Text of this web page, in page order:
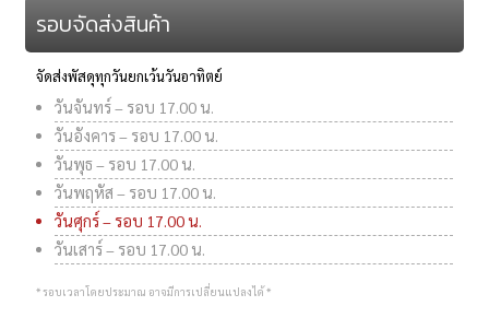
รอบจัดส่งสินค้า
จัดส่งพัสดุทุกวันยกเว้นวันอาทิตย์
วันจันทร์ – รอบ 17.00 น.
วันอังคาร – รอบ 17.00 น.
วันพุธ – รอบ 17.00 น.
วันพฤหัส – รอบ 17.00 น.
วันศุกร์ – รอบ 17.00 น.
วันเสาร์ – รอบ 17.00 น.
* รอบเวลาโดยประมาณ อาจมีการเปลี่ยนแปลงได้ *